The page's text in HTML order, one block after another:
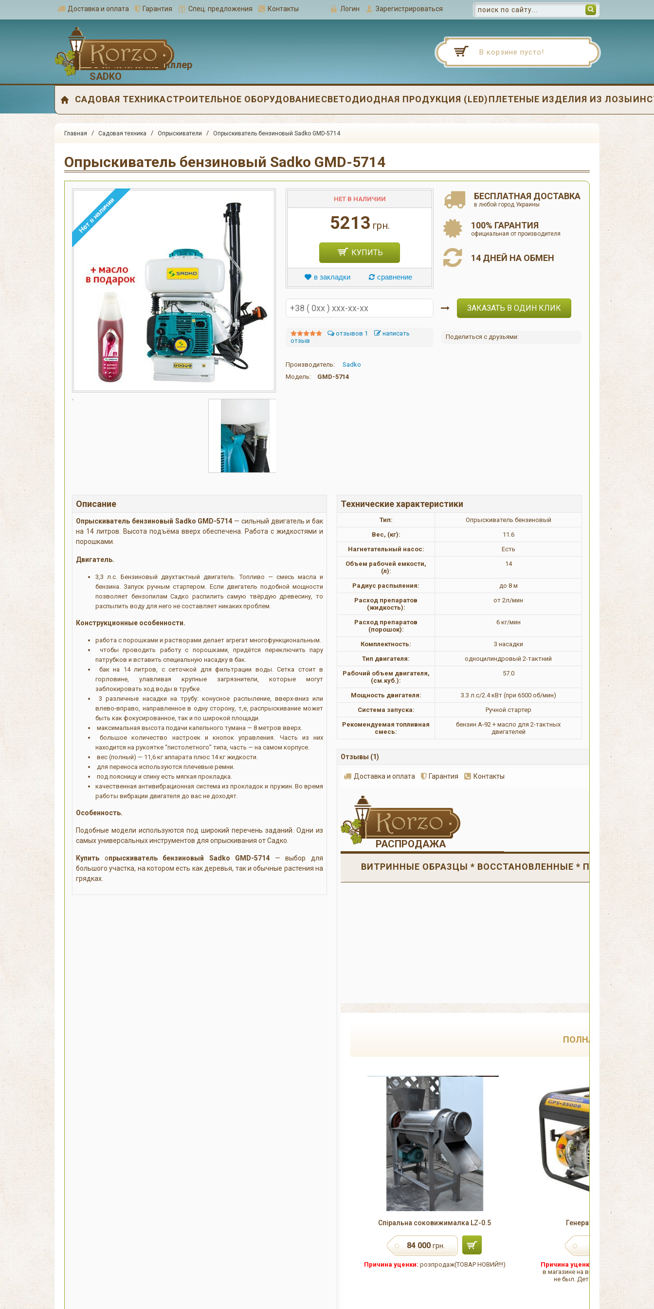
Доставка и оплата Гарантия Спец. предложения Контакты Логин Зарегистрироваться
Официальный диллер
SADKO
В корзине пусто!
САДОВАЯ ТЕХНИКАСТРОИТЕЛЬНОЕ ОБОРУДОВАНИЕСВЕТОДИОДНАЯ ПРОДУКЦИЯ (LED)ПЛЕТЕНЫЕ ИЗДЕЛИЯ ИЗ ЛОЗЫ
Главная / Садовая техника / Опрыскиватели / Опрыскиватель бензиновый Sadko GMD-5714
Опрыскиватель бензиновый Sadko GMD-5714
НЕТ В НАЛИЧИИ
5213 грн.
КУПИТЬ
в закладки сравнение
БЕСПЛАТНАЯ ДОСТАВКА
в любой город Украины
100% ГАРАНТИЯ
официальная от производителя
14 ДНЕЙ НА ОБМЕН
ЗАКАЗАТЬ В ОДИН КЛИК
отзывов 1
написать
отзыв
Поделиться с друзьями:
Производитель:
Sadko
Модель:
GMD-5714
Описание
Опрыскиватель бензиновый Sadko GMD-5714 — сильный двигатель и бак
на 14 литров. Высота подъёма вверх обеспечена. Работа с жидкостями и
порошками.
Двигатель.
3,3 л.с. Бензиновый двухтактный двигатель. Топливо — смесь масла и
бензина. Запуск ручным стартером. Если двигатель подобной мощности
позволяет бензопилам Садко распилить самую твёрдую древесину, то
распылить воду для него не составляет никаких проблем.
Конструкционные особенности.
работа с порошками и растворами делает агрегат многофункциональным.
чтобы проводить работу с порошками, придётся переключить пару
патрубков и вставить специальную насадку в бак.
бак на 14 литров, с сеточкой для фильтрации воды. Сетка стоит в
горловине, улавливая крупные загрязнители, которые могут
заблокировать ход воды в трубке.
3 различные насадки на трубу: конусное распыление, вверх-вниз или
влево-вправо, направленное в одну сторону, т,е, распрыскивание может
быть как фокусированное, так и по широкой площади.
максимальная высота подачи капельного тумана — 8 метров вверх.
большое количество настроек и кнопок управления. Часть из них
находится на рукоятке “пистолетного” типа, часть — на самом корпусе.
вес (полный) — 11,6 кг аппарата плюс 14 кг жидкости.
для переноса используются плечевые ремни.
под поясницу и спину есть мягкая прокладка.
качественная антивибрационная система из прокладок и пружин. Во время
работы вибрации двигателя до вас не доходят.
Особенность.
Подобные модели используются под широкий перечень заданий. Одни из
самых универсальных инструментов для опрыскивания от Садко.
Купить опрыскиватель бензиновый Sadko GMD-5714 — выбор для
большого участка, на котором есть как деревья, так и обычные растения на
грядках.
Технические характеристики
Тип:
Опрыскиватель бензиновый
Вес, (кг):
11.6
Нагнетательный насос:
Есть
Объем рабочей емкости,
(л):
14
Радиус распыления:
до 8 м
Расход препаратов
(жидкость):
от 2л/мин
Расход препаратов
(порошок):
6 кг/мин
Комплектность:
3 насадки
Тип двигателя:
одноцилиндровый 2-тактний
Рабочий объем двигателя,
(см.куб.):
57.0
Мощность двигателя:
3.3 л.с/2.4 кВт (при 6500 об/мин)
Система запуска:
Ручной стартер
Рекомендуемая топливная
смесь:
бензин А-92 + масло для 2-тактных
двигателей
Отзывы (1)
Доставка и оплата Гарантия Контакты
РАСПРОДАЖА
ВИТРИННЫЕ ОБРАЗЦЫ * ВОССТАНОВЛЕННЫЕ *
ПОЛНАЯ
Спіральна соковижималка LZ-0.5
84 000 грн.
Причина уценки: розпродаж(ТОВАР НОВИЙ!!!)
Генератор Sadko GPS-
6 940 грн.
Причина уценки:
Повреждена
в магазине на витрине. Товар в
не был. Детали уточняйте у